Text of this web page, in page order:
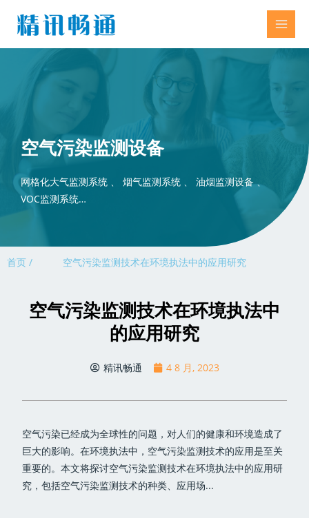
空气污染监测设备
网格化大气监测系统 、 烟气监测系统 、 油烟监测设备 、
VOC监测系统…
首页 / 空气污染监测技术在环境执法中的应用研究
空气污染监测技术在环境执法中
的应用研究
精讯畅通 4 8 月, 2023
空气污染已经成为全球性的问题，对人们的健康和环境造成了
巨大的影响。在环境执法中，空气污染监测技术的应用是至关
重要的。本文将探讨空气污染监测技术在环境执法中的应用研
究，包括空气污染监测技术的种类、应用场...